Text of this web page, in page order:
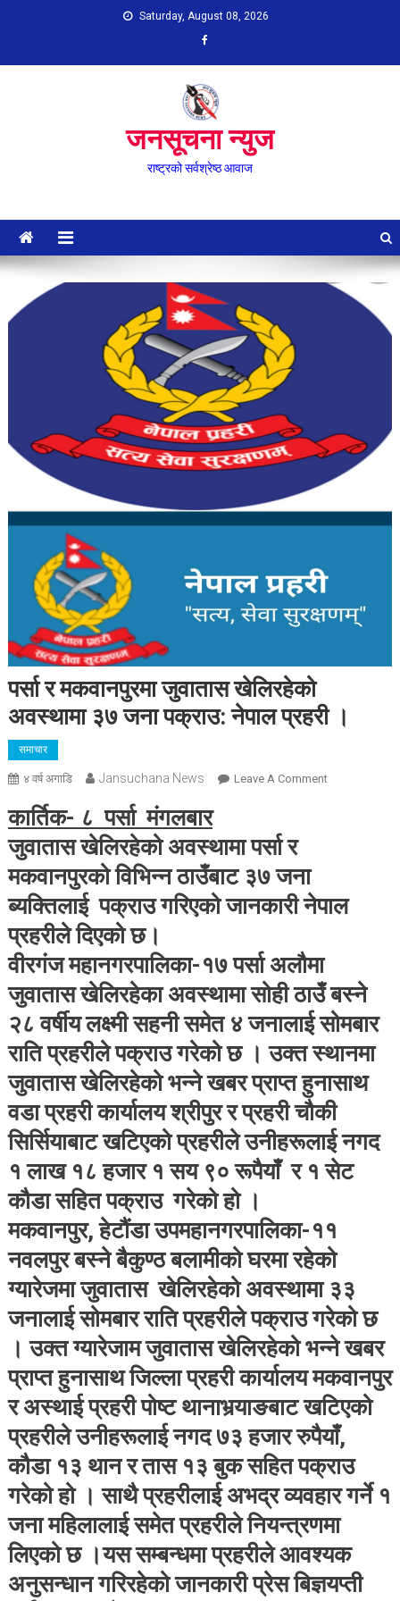
Saturday, August 08, 2026
जनसूचना न्युज
राष्ट्रको सर्वश्रेष्ठ आवाज
पर्सा र मकवानपुरमा जुवातास खेलिरहेको
अवस्थामा ३७ जना पक्राउ: नेपाल प्रहरी ।
समाचार
४ वर्ष अगाडि Jansuchana News Leave A CommentOn
अवस्थामा
नेपाल
प्रहरी
।
कार्तिक- ८ पर्सा मंगलबार
जुवातास खेलिरहेको अवस्थामा पर्सा र
मकवानपुरको विभिन्न ठाउँबाट ३७ जना
ब्यक्तिलाई पक्राउ गरिएको जानकारी नेपाल
प्रहरीले दिएको छ।
वीरगंज महानगरपालिका-१७ पर्सा अलौमा
जुवातास खेलिरहेका अवस्थामा सोही ठाउँ बस्ने
२८ वर्षीय लक्ष्मी सहनी समेत ४ जनालाई सोमबार
राति प्रहरीले पक्राउ गरेको छ । उक्त स्थानमा
जुवातास खेलिरहेको भन्ने खबर प्राप्त हुनासाथ
वडा प्रहरी कार्यालय श्रीपुर र प्रहरी चौकी
सिर्सियाबाट खटिएको प्रहरीले उनीहरूलाई नगद
१ लाख १८ हजार १ सय ९० रूपैयाँ र १ सेट
कौडा सहित पक्राउ गरेको हो ।
मकवानपुर, हेटौंडा उपमहानगरपालिका-११
नवलपुर बस्ने बैकुण्ठ बलामीको घरमा रहेको
ग्यारेजमा जुवातास खेलिरहेको अवस्थामा ३३
जनालाई सोमबार राति प्रहरीले पक्राउ गरेको छ
। उक्त ग्यारेजाम जुवातास खेलिरहेको भन्ने खबर
प्राप्त हुनासाथ जिल्ला प्रहरी कार्यालय मकवानपुर
र अस्थाई प्रहरी पोष्ट थानाभर्‍याङबाट खटिएको
प्रहरीले उनीहरूलाई नगद ७३ हजार रुपैयाँ,
कौडा १३ थान र तास १३ बुक सहित पक्राउ
गरेको हो । साथै प्रहरीलाई अभद्र व्यवहार गर्ने १
जना महिलालाई समेत प्रहरीले नियन्त्रणमा
लिएको छ ।यस सम्बन्धमा प्रहरीले आवश्यक
अनुसन्धान गरिरहेको जानकारी प्रेस बिज्ञयप्ती